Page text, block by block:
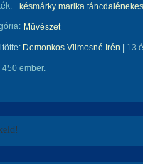
késmárky marika
Művészet
Domonkos Vilmosné Irén 13
450 ember.